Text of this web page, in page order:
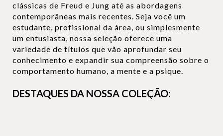
clássicas de Freud e Jung até as abordagens
contemporâneas mais recentes. Seja você um
estudante, profissional da área, ou simplesmente
um entusiasta, nossa seleção oferece uma
variedade de títulos que vão aprofundar seu
conhecimento e expandir sua compreensão sobre o
comportamento humano, a mente e a psique.
DESTAQUES DA NOSSA COLEÇÃO: